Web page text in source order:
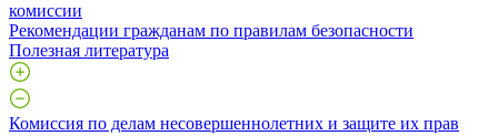
комиссии
Рекомендации гражданам по правилам безопасности
Полезная литература
Комиссия по делам несовершеннолетних и защите их прав